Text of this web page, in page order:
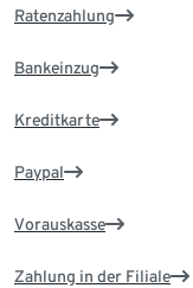
Ratenzahlung
Bankeinzug
Kreditkarte
Paypal
Vorauskasse
Zahlung in der Filiale